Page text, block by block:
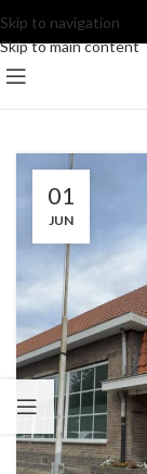
Skip to navigation
Skip to main content
01
JUN